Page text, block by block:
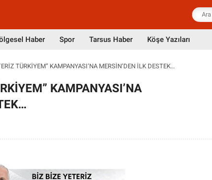
Haber Spor Tarsus Haber Köşe Yazıları
TÜRKİYEM” KAMPANYASI’NA MERSİN’DEN İLK DESTEK…
KAMPANYASI’NA